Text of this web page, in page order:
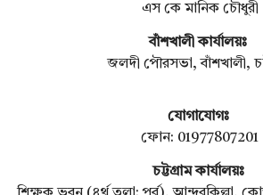
এস কে মানিক চৌধুরী
বাঁশখালী কার্যালয়ঃ
জলদী পৌরসভা, বাঁশখালী,
যোগাযোগঃ
ফোন: 01977807201
চট্টগ্রাম কার্যালয়ঃ